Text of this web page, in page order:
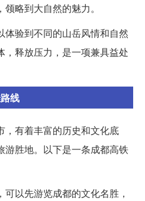
略到大自然的魅力。
体验到不同的山岳风情和自然
，释放压力，是一项兼具益处
线
，有着丰富的历史和文化底
游胜地。以下是一条成都高铁
以先游览成都的文化名胜，